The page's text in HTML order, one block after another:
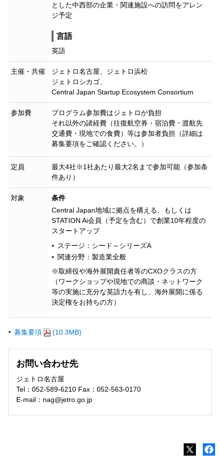
とした中西部の企業・関連施設への訪問をアレン
ジ予定
言語
英語
主催・共催
ジェトロ名古屋、ジェトロ浜松
ジェトロシカゴ、
Central Japan Startup Ecosystem Consortium
参加費
プログラム参加費はジェトロが負担
それ以外の諸経費（往復航空券・宿泊費・渡航先
交通費・現地での食費）等は参加者負担（詳細は
募集要項をご確認ください。）
定員
最大4社※1社あたり最大2名まで参加可能（参加条
件あり）
対象
条件
Central Japan地域に拠点を構える、もしくは
STATION Ai会員（予定を含む）で創業10年程度の
スタートアップ
ステージ：シード～シリーズA
関連分野：製造業全般
※取締役や海外展開責任者等のCXOクラスの方
（ワークショップや現地での商談・ネットワーク
等の実施に充分な英語力を有し、海外展開に係る
決定権をお持ちの方）
募集要項 (10.3MB)
お問い合わせ先
ジェトロ名古屋
Tel：052-589-6210 Fax：052-563-0170
E-mail：nag@jetro.go.jp